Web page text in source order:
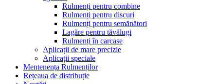
Rulmenți pentru combine
Rulmenți pentru discuri
Rulmenți pentru semănători
Lagăre pentru tăvălugi
Rulmenți în carcase
Aplicații de mare precizie
Aplicații speciale
Mentenența Rulmenților
Rețeaua de distribuție